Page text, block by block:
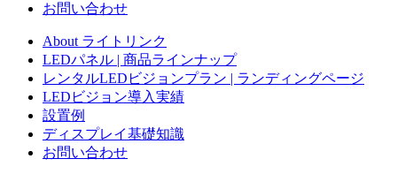
お問い合わせ
About ライトリンク
LEDパネル | 商品ラインナップ
レンタルLEDビジョンプラン | ランディングページ
LEDビジョン導入実績
設置例
ディスプレイ基礎知識
お問い合わせ